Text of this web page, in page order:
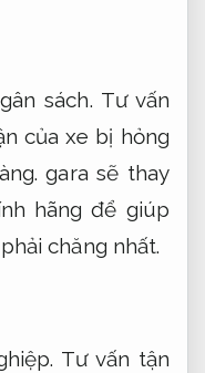
sách. Tư vấn
của xe bị hỏng
gara sẽ thay
hãng để giúp
chăng nhất.
Tư vấn tận